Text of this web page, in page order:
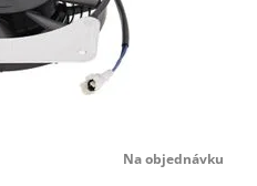
Na objednávku